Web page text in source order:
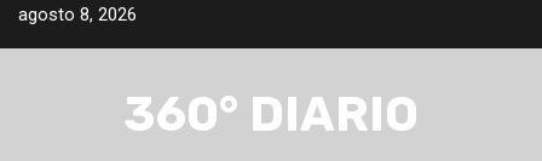
Saltar
agosto 8, 2026
360° DIARIO